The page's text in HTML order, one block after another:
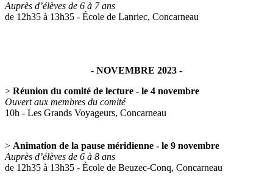
Auprès d’élèves de 6 à 7 ans
de 12h35 à 13h35 - École de Lanriec, Concarneau
- NOVEMBRE 2023 -
> Réunion du comité de lecture - le 4 novembre
Ouvert aux membres du comité
10h - Les Grands Voyageurs, Concarneau
> Animation de la pause méridienne - le 9 novembre
Auprès d’élèves de 6 à 8 ans
de 12h35 à 13h35 - École de Beuzec-Conq, Concarneau